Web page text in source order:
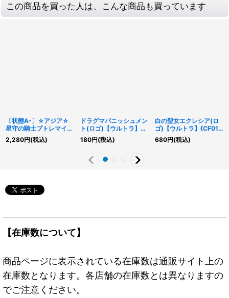
この商品を買った人は、こんな商品も買っています
〔状態A-〕☆アジア☆
星守の騎士プトレマイオ
ス【シークレット】{ア
ジアCROS-JP050}《エ
2,280円(税込)
ドラグマパニッシュメン
ト(ロゴ)【ウルトラ】
{CF01-JP009}《罠》
180円(税込)
白の聖女エクレシア(ロ
ゴ)【ウルトラ】{CF01-
JP066}《モンスター》
680円(税込)
【在庫数について】
商品ページに表示されている在庫数は通販サイト上の
在庫数となります。各店舗の在庫数とは異なりますの
でご注意ください。